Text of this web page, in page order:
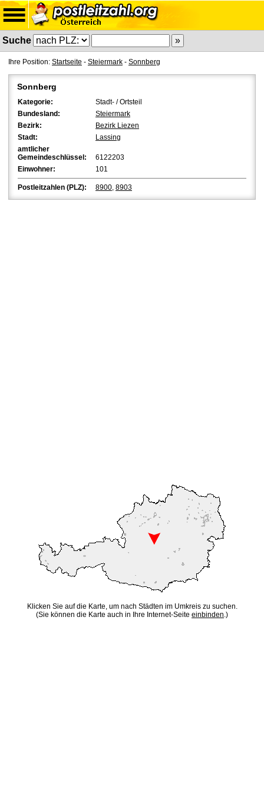
Suche
Ihre Position: Startseite - Steiermark - Sonnberg
Sonnberg
Kategorie:
Stadt- / Ortsteil
Bundesland:
Steiermark
Bezirk:
Bezirk Liezen
Stadt:
Lassing
amtlicher
Gemeindeschlüssel:
6122203
Einwohner:
101
Postleitzahlen (PLZ): 8900, 8903
Klicken Sie auf die Karte, um nach Städten im Umkreis zu suchen.
(Sie können die Karte auch in Ihre Internet-Seite einbinden.)